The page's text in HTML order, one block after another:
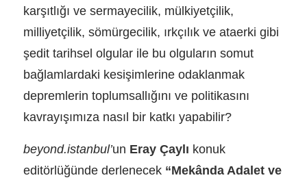
karşıtlığı ve sermayecilik, mülkiyetçilik,
milliyetçilik, sömürgecilik, ırkçılık ve ataerki gibi
şedit tarihsel olgular ile bu olguların somut
bağlamlardaki kesişimlerine odaklanmak
depremlerin toplumsallığını ve politikasını
kavrayışımıza nasıl bir katkı yapabilir?
beyond.istanbul’un Eray Çaylı konuk
editörlüğünde derlenecek “Mekânda Adalet ve